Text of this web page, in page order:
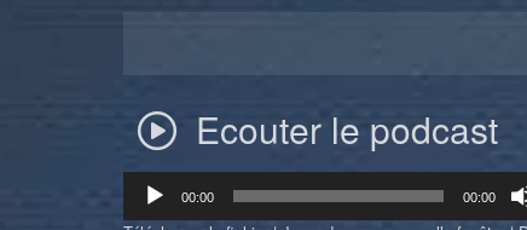
Ecouter le podcast
Lecteur00:00 00:00